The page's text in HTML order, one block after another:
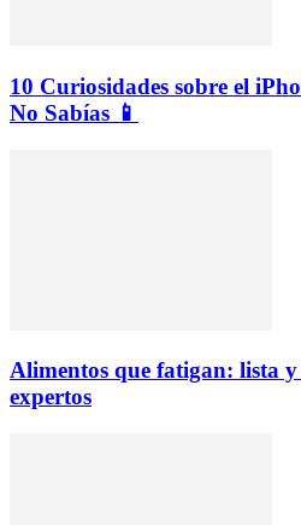
10 Curiosidades sobre el
No Sabías 📱
Alimentos que fatigan: lista
expertos